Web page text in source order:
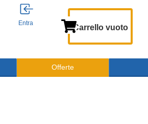
Entra Carrello vuoto
Offerte